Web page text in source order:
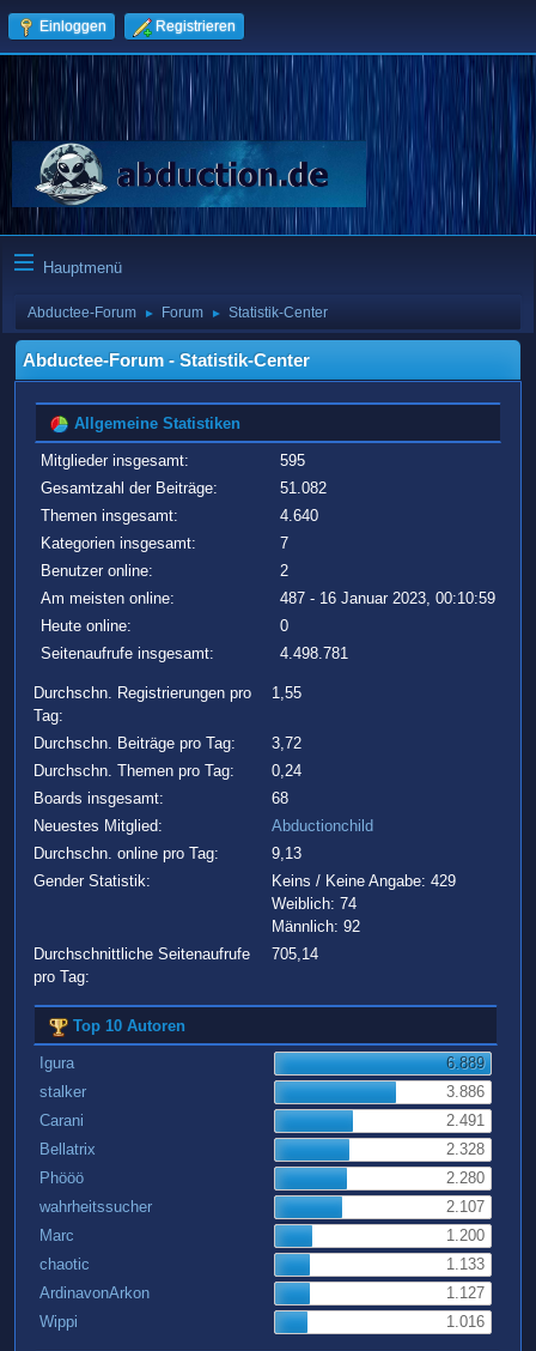
Einloggen Registrieren
Hauptmenü
Abductee-Forum ► Forum ► Statistik-Center
Abductee-Forum - Statistik-Center
Allgemeine Statistiken
Mitglieder insgesamt:
595
Gesamtzahl der Beiträge:
51.082
Themen insgesamt:
4.640
Kategorien insgesamt:
7
Benutzer online:
2
Am meisten online:
487 - 16 Januar 2023, 00:10:59
Heute online:
0
Seitenaufrufe insgesamt:
4.498.781
Durchschn. Registrierungen pro
Tag:
1,55
Durchschn. Beiträge pro Tag:
3,72
Durchschn. Themen pro Tag:
0,24
Boards insgesamt:
68
Neuestes Mitglied:
Abductionchild
Durchschn. online pro Tag:
9,13
Gender Statistik:
Keins / Keine Angabe: 429
Weiblich: 74
Männlich: 92
Durchschnittliche Seitenaufrufe
pro Tag:
705,14
Top 10 Autoren
Igura
6.889
stalker
3.886
Carani
2.491
Bellatrix
2.328
Phööö
2.280
wahrheitssucher
2.107
Marc
1.200
chaotic
1.133
ArdinavonArkon
1.127
Wippi
1.016